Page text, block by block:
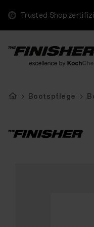
Trusted Shop
Bootspflege